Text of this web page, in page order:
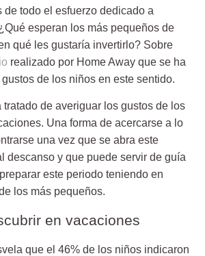
de todo el esfuerzo dedicado a
esperan los más pequeños de
qué les gustaría invertirlo? Sobre
realizado por Home Away que se ha
de los niños en este sentido.
tratado de averiguar los gustos de los
. Una forma de acercarse a lo
una vez que se abra este
descanso y que puede servir de guía
este periodo teniendo en
los más pequeños.
en vacaciones
que el 46% de los niños indicaron